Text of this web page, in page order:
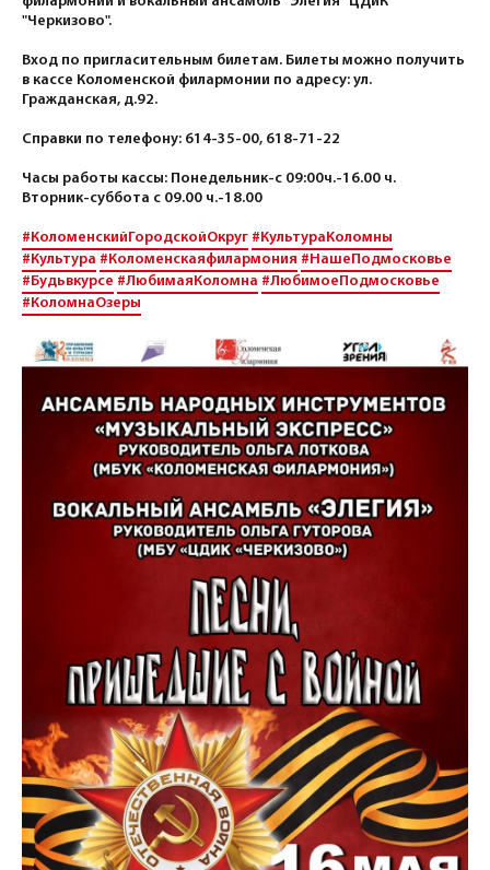
"Черкизово".
Вход по пригласительным билетам. Билеты можно получить
в кассе Коломенской филармонии по адресу: ул.
Гражданская, д.92.
Справки по телефону: 614-35-00, 618-71-22
Часы работы кассы: Понедельник-с 09:00ч.-16.00 ч.
Вторник-суббота с 09.00 ч.-18.00
#КоломенскийГородскойОкруг #КультураКоломны
#Культура #Коломенскаяфилармония #НашеПодмосковье
#Будьвкурсе #ЛюбимаяКоломна #ЛюбимоеПодмосковье
#КоломнаОзеры